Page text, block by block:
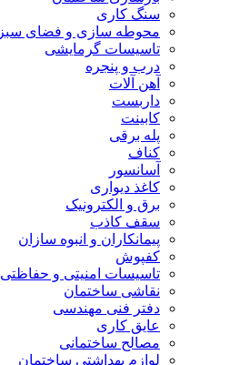
سنگ کاری
محوطه سازی و فضای سبز
تاسیسات گرمایشی
درب و پنجره
آهن آلات
داربست
کابینت
پله برقی
کناف
آسانسور
کاغذ دیواری
برق و الکترونیک
سقف کاذب
پیمانکاران و انبوه سازان
کفپوش
تاسیسات امنیتی و حفاظتی
نقاشی ساختمان
دفتر فنی مهندسی
عایق کاری
مصالح ساختمانی
لوازم بهداشتی ساختمان